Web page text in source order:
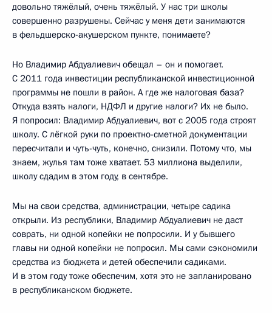
довольно тяжёлый, очень тяжёлый. У нас три школы
совершенно разрушены. Сейчас у меня дети занимаются
в фельдшерско-акушерском пункте, понимаете?
Но Владимир Абдуалиевич обещал – он и помогает.
С 2011 года инвестиции республиканской инвестиционной
программы не пошли в район. А где же налоговая база?
Откуда взять налоги, НДФЛ и другие налоги? Их не было.
Я попросил: Владимир Абдуалиевич, вот с 2005 года строят
школу. С лёгкой руки по проектно-сметной документации
пересчитали и чуть-чуть, конечно, снизили. Потому что, мы
знаем, жулья там тоже хватает. 53 миллиона выделили,
школу сдадим в этом году, в сентябре.
Мы на свои средства, администрации, четыре садика
открыли. Из республики, Владимир Абдуалиевич не даст
соврать, ни одной копейки не попросили. И у бывшего
главы ни одной копейки не попросил. Мы сами сэкономили
средства из бюджета и детей обеспечили садиками.
И в этом году тоже обеспечим, хотя это не запланировано
в республиканском бюджете.